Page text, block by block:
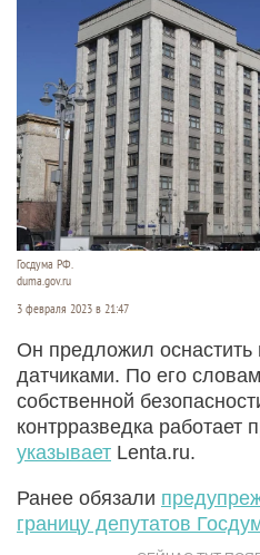
Госдума РФ.
duma.gov.ru
3 февраля 2023 в 21:47
Он предложил оснастить
датчиками. По его
собственной
контрразведка работает
указывает Lenta.ru.
Ранее обязали
границу депутатов